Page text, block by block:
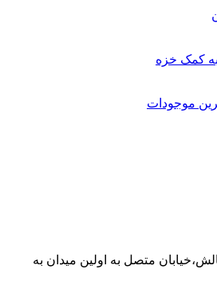
کمک خزه
موجودات
متصل به اولین میدان به